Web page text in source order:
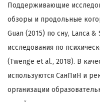
Поддерживающие
обзоры и продольные
Guan (2015) по сну, Lanca
исследования по
(Twenge et al., 2018). В
используются СанПиН и
организации